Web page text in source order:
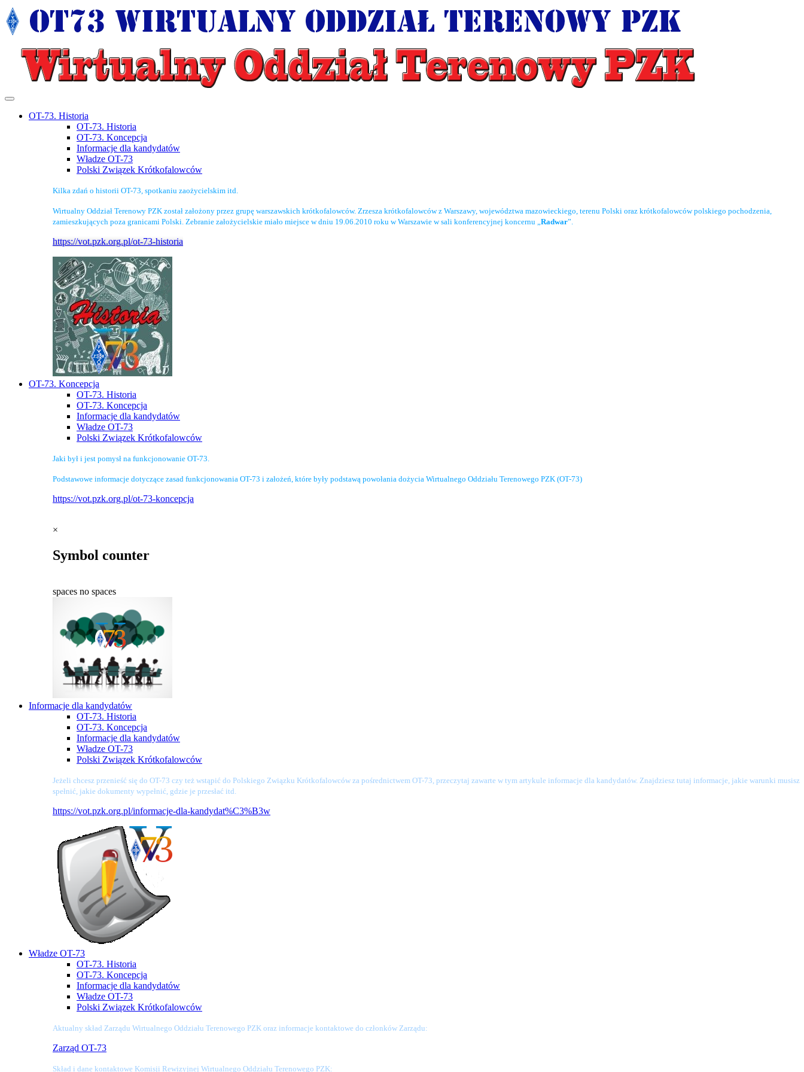
OT-73. Historia
OT-73. Historia
OT-73. Koncepcja
Informacje dla kandydatów
Władze OT-73
Polski Związek Krótkofalowców
Kilka zdań o historii OT-73, spotkaniu zaożycielskim itd.
Wirtualny Oddział Terenowy PZK został założony przez grupę warszawskich krótkofalowców. Zrzesza krótkofalowców z Warszawy, województwa mazowieckiego, terenu Polski oraz krótkofalowców polskiego pochodzenia,
zamieszkujących poza granicami Polski. Zebranie założycielskie miało miejsce w dniu 19.06.2010 roku w Warszawie w sali konferencyjnej koncernu „Radwar”.
https://vot.pzk.org.pl/ot-73-historia
OT-73. Koncepcja
OT-73. Historia
OT-73. Koncepcja
Informacje dla kandydatów
Władze OT-73
Polski Związek Krótkofalowców
Jaki był i jest pomysł na funkcjonowanie OT-73.
Podstawowe informacje dotyczące zasad funkcjonowania OT-73 i założeń, które były podstawą powołania dożycia Wirtualnego Oddziału Terenowego PZK (OT-73)
https://vot.pzk.org.pl/ot-73-koncepcja
×
Symbol counter
spaces no spaces
Informacje dla kandydatów
OT-73. Historia
OT-73. Koncepcja
Informacje dla kandydatów
Władze OT-73
Polski Związek Krótkofalowców
Jeżeli chcesz przenieść się do OT-73 czy też wstąpić do Polskiego Związku Krótkofalowców za pośrednictwem OT-73, przeczytaj zawarte w tym artykule informacje dla kandydatów. Znajdziesz tutaj informacje, jakie warunki musisz
spełnić, jakie dokumenty wypełnić, gdzie je przesłać itd.
https://vot.pzk.org.pl/informacje-dla-kandydat%C3%B3w
Władze OT-73
OT-73. Historia
OT-73. Koncepcja
Informacje dla kandydatów
Władze OT-73
Polski Związek Krótkofalowców
Aktualny skład Zarządu Wirtualnego Oddziału Terenowego PZK oraz informacje kontaktowe do członków Zarządu:
Zarząd OT-73
Skład i dane kontaktowe Komisji Rewizyjnej Wirtualnego Oddziału Terenowego PZK: